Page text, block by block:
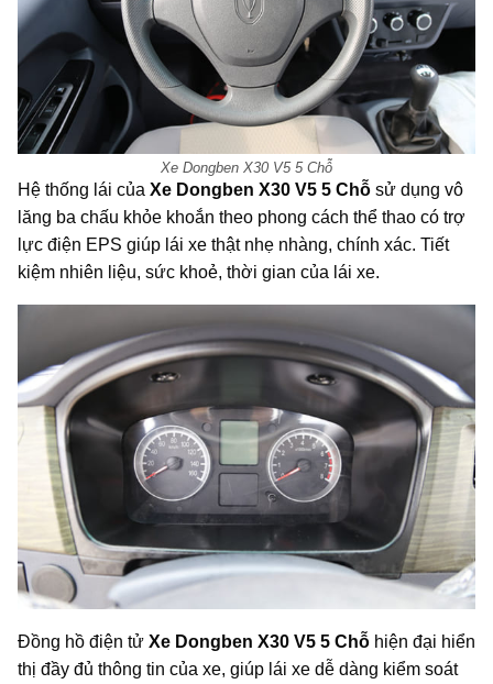
Xe Dongben X30 V5 5 Chỗ
Hệ thống lái của Xe Dongben X30 V5 5 Chỗ sử dụng vô
lăng ba chấu khỏe khoắn theo phong cách thể thao có trợ
lực điện EPS giúp lái xe thật nhẹ nhàng, chính xác. Tiết
kiệm nhiên liệu, sức khoẻ, thời gian của lái xe.
Đồng hồ điện tử Xe Dongben X30 V5 5 Chỗ hiện đại hiển
thị đầy đủ thông tin của xe, giúp lái xe dễ dàng kiểm soát